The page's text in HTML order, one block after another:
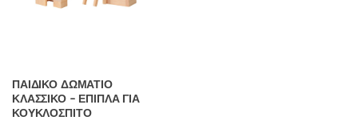
ΠΑΙΔΙΚΟ ΔΩΜΑΤΙΟ
ΚΛΑΣΣΙΚΟ – ΕΠΙΠΛΑ ΓΙΑ
ΚΟΥΚΛΟΣΠΙΤΟ